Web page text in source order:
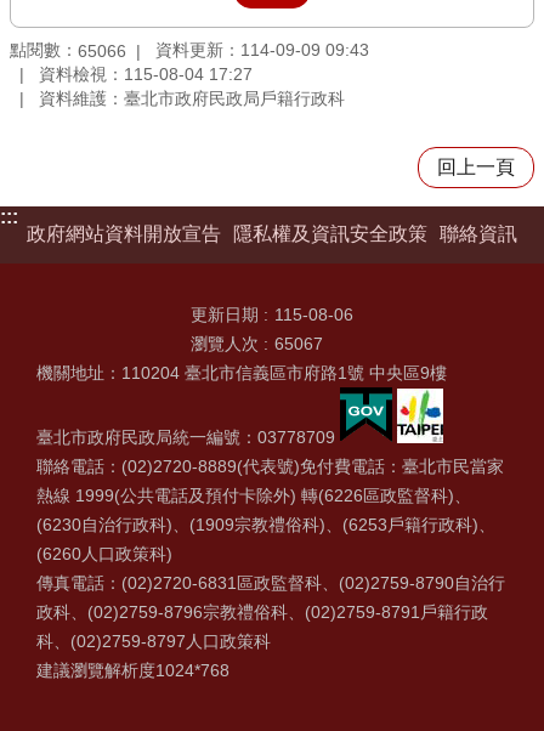
點閱數： 65066
資料更新：114-09-09 09:43
資料檢視：115-08-04 17:27
資料維護：臺北市政府民政局戶籍行政科
回上一頁
:::
政府網站資料開放宣告
隱私權及資訊安全政策 聯絡資訊
更新日期
115-08-06
瀏覽人次
65067
機關地址：110204 臺北市信義區市府路1號 中央區9樓
臺北市政府民政局統一編號：03778709
聯絡電話：(02)2720-8889(代表號)免付費電話：臺北市民當家
熱線 1999(公共電話及預付卡除外) 轉(6226區政監督科)、
(6230自治行政科)、(1909宗教禮俗科)、(6253戶籍行政科)、
(6260人口政策科)
傳真電話：(02)2720-6831區政監督科、(02)2759-8790自治行
政科、(02)2759-8796宗教禮俗科、(02)2759-8791戶籍行政
科、(02)2759-8797人口政策科
建議瀏覽解析度1024*768